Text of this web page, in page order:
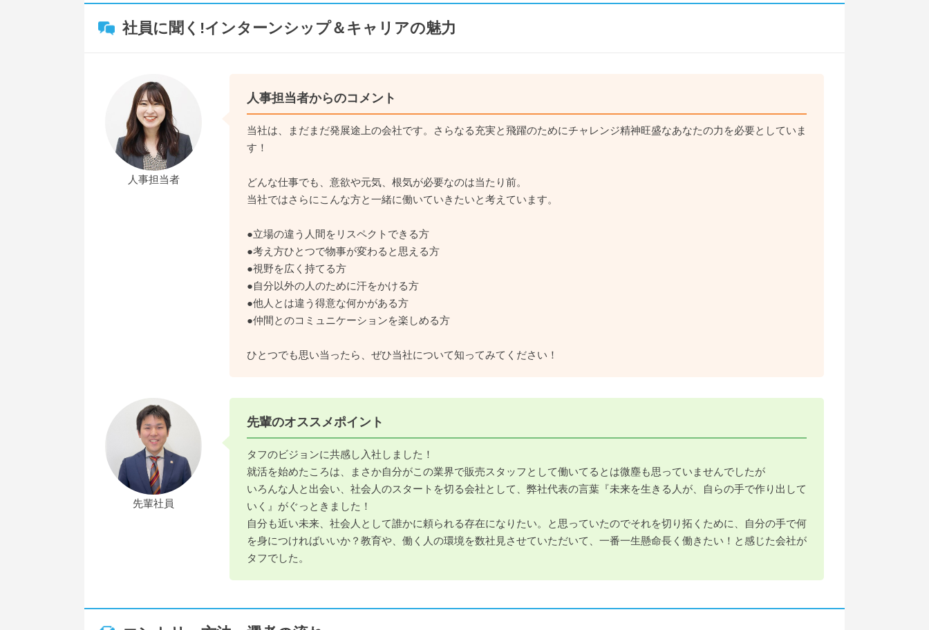
社員に聞く!インターンシップ＆キャリアの魅力
人事担当者
人事担当者からのコメント
当社は、まだまだ発展途上の会社です。さらなる充実と飛躍のためにチャレンジ精神旺盛なあなたの力を必要としていま
す！
どんな仕事でも、意欲や元気、根気が必要なのは当たり前。
当社ではさらにこんな方と一緒に働いていきたいと考えています。
●立場の違う人間をリスペクトできる方
●考え方ひとつで物事が変わると思える方
●視野を広く持てる方
●自分以外の人のために汗をかける方
●他人とは違う得意な何かがある方
●仲間とのコミュニケーションを楽しめる方
ひとつでも思い当ったら、ぜひ当社について知ってみてください！
先輩社員
先輩のオススメポイント
タフのビジョンに共感し入社しました！
就活を始めたころは、まさか自分がこの業界で販売スタッフとして働いてるとは微塵も思っていませんでしたが
いろんな人と出会い、社会人のスタートを切る会社として、弊社代表の言葉『未来を生きる人が、自らの手で作り出して
いく』がぐっときました！
自分も近い未来、社会人として誰かに頼られる存在になりたい。と思っていたのでそれを切り拓くために、自分の手で何
を身につければいいか？教育や、働く人の環境を数社見させていただいて、一番一生懸命長く働きたい！と感じた会社が
タフでした。